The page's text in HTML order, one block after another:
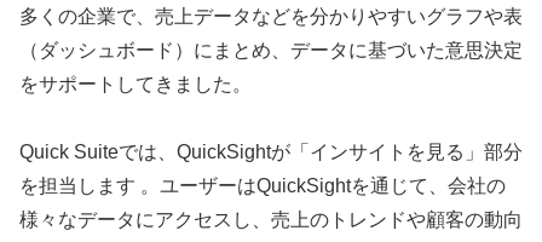
多くの企業で、売上データなどを分かりやすいグラフや表
（ダッシュボード）にまとめ、データに基づいた意思決定
をサポートしてきました。
Quick Suiteでは、QuickSightが「インサイトを見る」部分
を担当します 。ユーザーはQuickSightを通じて、会社の
様々なデータにアクセスし、売上のトレンドや顧客の動向